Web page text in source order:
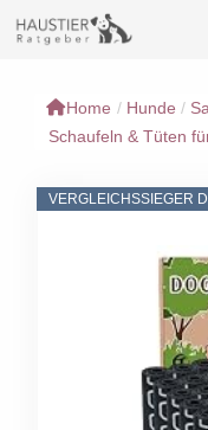
Inhalt
Home / Hunde /
Schaufeln & Tüten
VERGLEICHSSIEGER